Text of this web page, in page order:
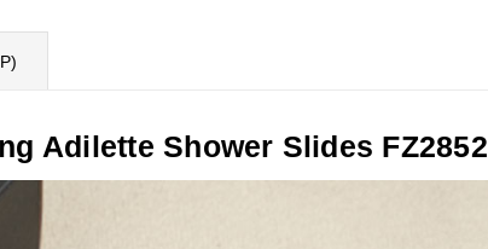
Adilette Shower Slides FZ2852